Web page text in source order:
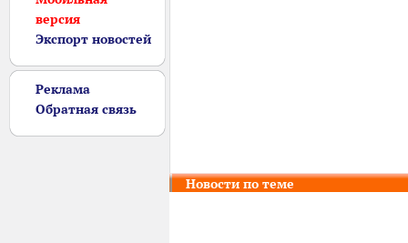
версия
Экспорт новостей
Реклама
Обратная связь
Новости по теме